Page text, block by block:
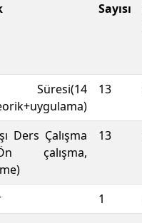
Sayısı
Süresi(14
13
Ders Çalışma
çalışma,
13
1